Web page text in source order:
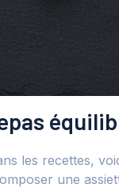
les recettes,
une